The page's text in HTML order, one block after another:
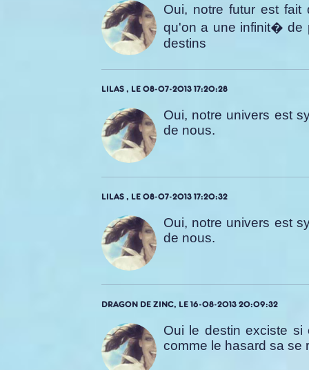
Oui, notre futur est
qu'on a une infinit� de
destins
LILAS , LE 08-07-2013 17:20:28
Oui, notre univers est
de nous.
LILAS , LE 08-07-2013 17:20:32
Oui, notre univers est
de nous.
DRAGON DE ZINC, LE 16-08-2013 20:09:32
Oui le destin exciste
comme le hasard sa se